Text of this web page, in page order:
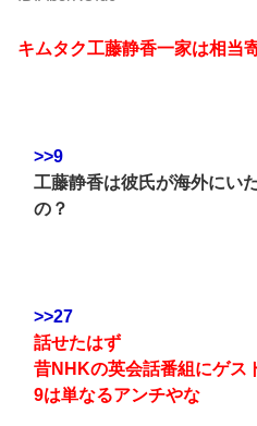
キムタク工藤静香一家は相当
>>9
工藤静香は彼氏が海外にい
の？
>>27
話せたはず
昔NHKの英会話番組にゲス
9は単なるアンチやな